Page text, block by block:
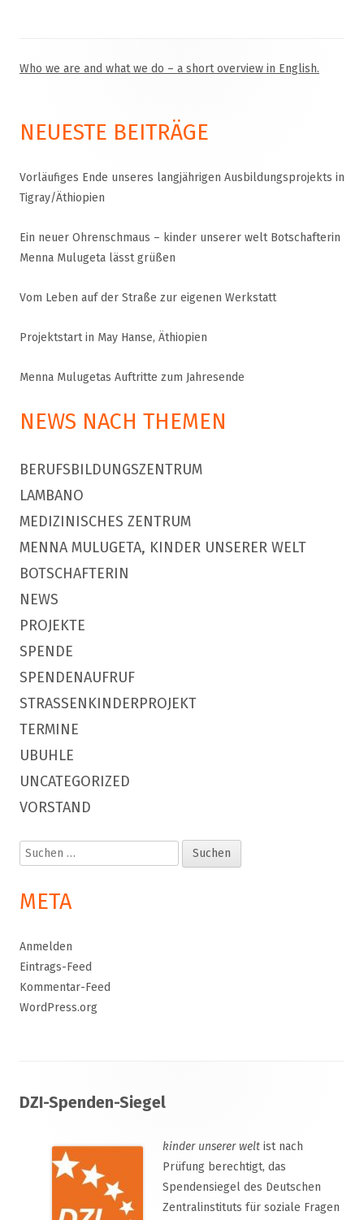
Haupt-
Who we are and what we do – a short overview in English.
NEUESTE BEITRÄGE
Vorläufiges Ende unseres langjährigen Ausbildungsprojekts in
Tigray/Äthiopien
Ein neuer Ohrenschmaus – kinder unserer welt Botschafterin
Menna Mulugeta lässt grüßen
Vom Leben auf der Straße zur eigenen Werkstatt
Projektstart in May Hanse, Äthiopien
Menna Mulugetas Auftritte zum Jahresende
NEWS NACH THEMEN
BERUFSBILDUNGSZENTRUM
LAMBANO
MEDIZINISCHES ZENTRUM
MENNA MULUGETA, KINDER UNSERER WELT
BOTSCHAFTERIN
NEWS
PROJEKTE
SPENDE
SPENDENAUFRUF
STRASSENKINDERPROJEKT
TERMINE
UBUHLE
UNCATEGORIZED
VORSTAND
Suchen
nach:
META
Anmelden
Eintrags-Feed
Kommentar-Feed
WordPress.org
Inhalt
DZI-Spenden-Siegel
kinder unserer welt ist nach
Prüfung berechtigt, das
Spendensiegel des Deutschen
Zentralinstituts für soziale Fragen